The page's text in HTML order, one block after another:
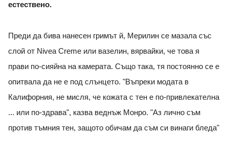
естествено.
Преди да бива нанесен гримът й, Мерилин се мазала със
слой от Nivea Creme или вазелин, вярвайки, че това я
прави по-сияйна на камерата. Също така, тя постоянно се е
опитвала да не е под слънцето. "Въпреки модата в
Калифорния, не мисля, че кожата с тен е по-привлекателна
... или по-здрава", казва веднъж Монро. "Аз лично съм
против тъмния тен, защото обичам да съм си винаги бледа"